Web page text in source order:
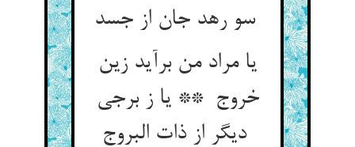
سو رهد جان از جسد
یا مراد من برآید زین
خروج ** یا ز برجی
دیگر از ذات البروج